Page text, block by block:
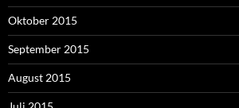
Oktober 2015
September 2015
August 2015